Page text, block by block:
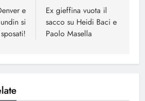
e
si
Ex gieffina vuota il
sacco su Heidi Baci e
Paolo Masella